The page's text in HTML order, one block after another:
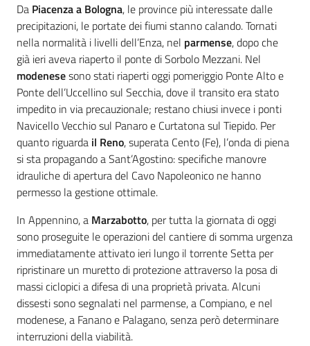
Da Piacenza a Bologna, le province più interessate dalle
precipitazioni, le portate dei fiumi stanno calando. Tornati
nella normalità i livelli dell’Enza, nel parmense, dopo che
già ieri aveva riaperto il ponte di Sorbolo Mezzani. Nel
modenesesono stati riaperti oggi pomeriggio Ponte Alto e
Ponte dell’Uccellino sul Secchia, dove il transito era stato
impedito in via precauzionale; restano chiusi invece i ponti
Navicello Vecchio sul Panaro e Curtatona sul Tiepido. Per
quanto riguarda il Reno, superata Cento (Fe), l’onda di piena
si sta propagando a Sant’Agostino: specifiche manovre
idrauliche di apertura del Cavo Napoleonico ne hanno
permesso la gestione ottimale.
In Appennino, a Marzabotto, per tutta la giornata di oggi
sono proseguite le operazioni del cantiere di somma urgenza
immediatamente attivato ieri lungo il torrente Setta per
ripristinare un muretto di protezione attraverso la posa di
massi ciclopici a difesa di una proprietà privata. Alcuni
dissesti sono segnalati nel parmense, a Compiano, e nel
modenese, a Fanano e Palagano, senza però determinare
interruzioni della viabilità.